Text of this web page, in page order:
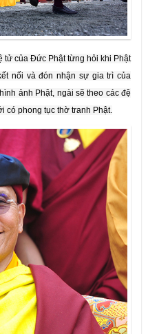
tử của Đức Phật từng hỏi khi Phật
nối và đón nhận sự gia trì của
ảnh Phật, ngài sẽ theo các đệ
có phong tục thờ tranh Phật.